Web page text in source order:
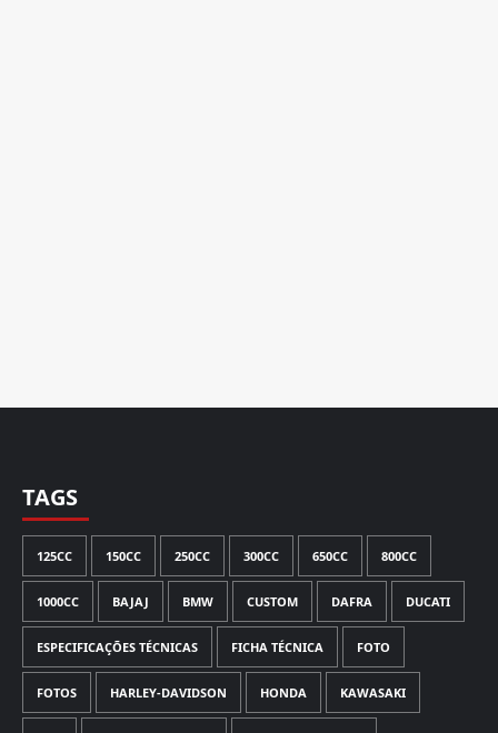
TAGS
125CC 150CC 250CC 300CC 650CC 800CC
1000CC BAJAJ BMW CUSTOM DAFRA DUCATI
ESPECIFICAÇÕES TÉCNICAS FICHA TÉCNICA FOTO
FOTOS HARLEY-DAVIDSON HONDA KAWASAKI